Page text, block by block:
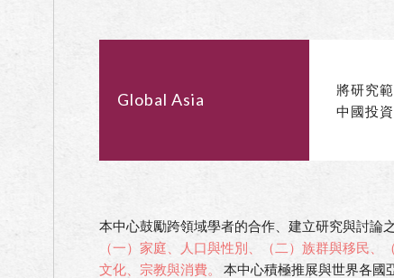
Global Asia
將研究
中國投
本中心鼓勵跨領域學者的合作、建立研究與討論
（一）家庭、人口與性別、（二）族群與移民
文化、宗教與消費。本中心積極推展與世界各國